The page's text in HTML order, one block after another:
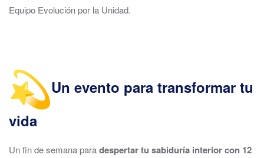
Equipo Evolución por la Unidad.
Un evento para transformar tu
vida
Un fin de semana paradespertar tu sabiduría interior con 12